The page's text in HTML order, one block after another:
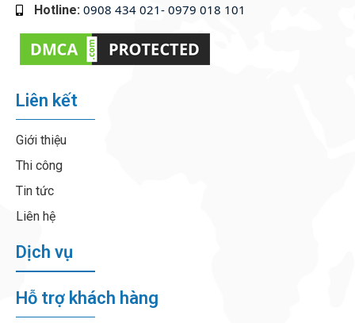
Hotline: 0908 434 021- 0979 018 101
Liên kết
Giới thiệu
Thi công
Tin tức
Liên hệ
Dịch vụ
Hỗ trợ khách hàng